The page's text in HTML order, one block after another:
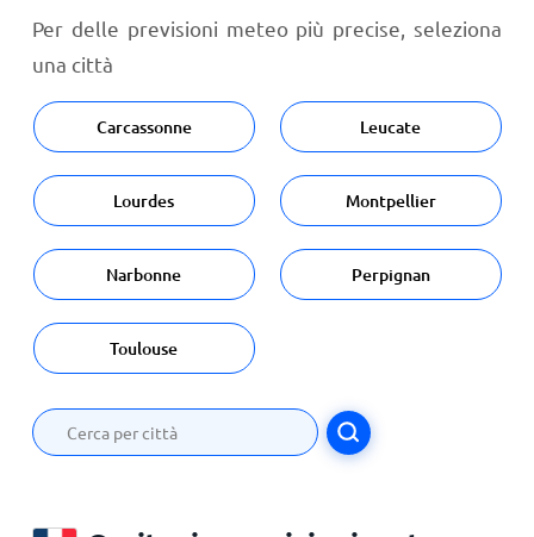
Per delle previsioni meteo più precise, seleziona
una città
Carcassonne Leucate
Lourdes Montpellier
Narbonne Perpignan
Toulouse